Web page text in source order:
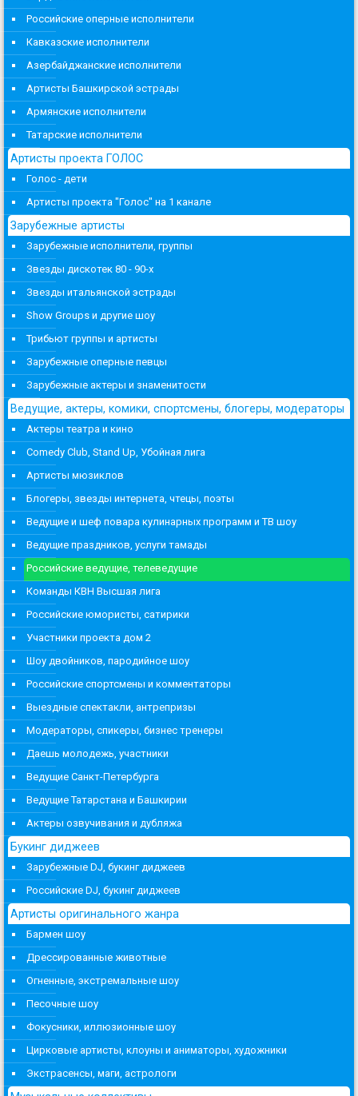
Российские оперные исполнители
Кавказские исполнители
Азербайджанские исполнители
Артисты Башкирской эстрады
Армянские исполнители
Татарские исполнители
Артисты проекта ГОЛОС
Голос - дети
Артисты проекта "Голос" на 1 канале
Зарубежные артисты
Зарубежные исполнители, группы
Звезды дискотек 80 - 90-х
Звезды итальянской эстрады
Show Groups и другие шоу
Трибьют группы и артисты
Зарубежные оперные певцы
Зарубежные актеры и знаменитости
Ведущие, актеры, комики, спортсмены, блогеры, модераторы
Актеры театра и кино
Comedy Club, Stand Up, Убойная лига
Артисты мюзиклов
Блогеры, звезды интернета, чтецы, поэты
Ведущие и шеф повара кулинарных программ и ТВ шоу
Ведущие праздников, услуги тамады
Российские ведущие, телеведущие
Команды КВН Высшая лига
Российские юмористы, сатирики
Участники проекта дом 2
Шоу двойников, пародийное шоу
Российские спортсмены и комментаторы
Выездные спектакли, антрепризы
Модераторы, спикеры, бизнес тренеры
Даешь молодежь, участники
Ведущие Санкт-Петербурга
Ведущие Татарстана и Башкирии
Актеры озвучивания и дубляжа
Букинг диджеев
Зарубежные DJ, букинг диджеев
Российские DJ, букинг диджеев
Артисты оригинального жанра
Бармен шоу
Дрессированные животные
Огненные, экстремальные шоу
Песочные шоу
Фокусники, иллюзионные шоу
Цирковые артисты, клоуны и аниматоры, художники
Экстрасенсы, маги, астрологи